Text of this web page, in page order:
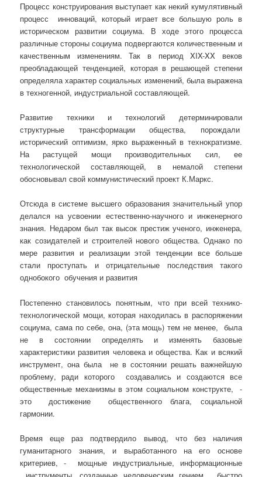
Процесс конструирования выступает как некий кумулятивный
процесс инноваций, который играет все большую роль в
историческом развитии социума. В ходе этого процесса
различные стороны социума подвергаются количественным и
качественным изменениям. Так в период XIX-XX веков
преобладающей тенденцией, которая в решающей степени
определяла характер социальных изменений, была выражена
в техногенной, индустриальной составляющей.
Развитие техники и технологий детерминировали
структурные трансформации общества, порождали
исторический оптимизм, ярко выраженный в технократизме.
На растущей мощи производительных сил, ее
технологической составляющей, в немалой степени
обосновывал свой коммунистический проект К.Маркс.
Отсюда в системе высшего образования значительный упор
делался на усвоении естественно-научного и инженерного
знания. Недаром был так высок престиж ученого, инженера,
как созидателей и строителей нового общества. Однако по
мере развития и реализации этой тенденции все больше
стали проступать и отрицательные последствия такого
однобокого обучения и развития
Постепенно становилось понятным, что при всей технико-
технологической мощи, которая находилась в распоряжении
социума, сама по себе, она, (эта мощь) тем не менее, была
не в состоянии определять и изменять базовые
характеристики развития человека и общества. Как и всякий
инструмент, она была не в состоянии решать важнейшую
проблему, ради которого создавались и создаются все
общественные механизмы в этом социальном конструкте, -
это достижение общественного блага, социальной
гармонии.
Время еще раз подтвердило вывод, что без наличия
гуманитарного знания, и выработанного на его основе
критериев, - мощные индустриальные, информационные
инструменты, созданные человеческим гением, быстро